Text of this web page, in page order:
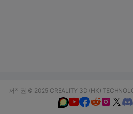
저작권 © 2025 CREALITY 3D (HK)
  